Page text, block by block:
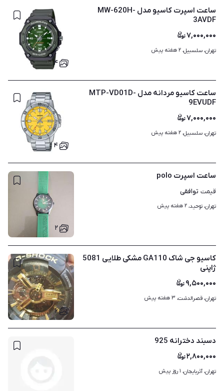
۴
ساعت اسپرت کاسیو مدل MW-620H-
3AVDF
۷,۰۰۰,۰۰۰
تهران، سلسبیل، ۲ هفته پیش
۴
ساعت کاسیو مردانه مدل MTP-VD01D-
9EVUDF
۷,۰۰۰,۰۰۰
تهران، سلسبیل، ۲ هفته پیش
۲
ساعت اسپرت polo
قیمت توافقی
تهران، توحید، ۲ هفته پیش
۶
کاسیو جی شاک GA110 مشکی طلایی 5081
ژاپنی
۹,۵۰۰,۰۰۰
تهران، قصرالدشت، ۳ هفته پیش
دسبند دخترانه 925
۲,۸۰۰,۰۰۰
تهران، آذربایجان، ۱ روز پیش